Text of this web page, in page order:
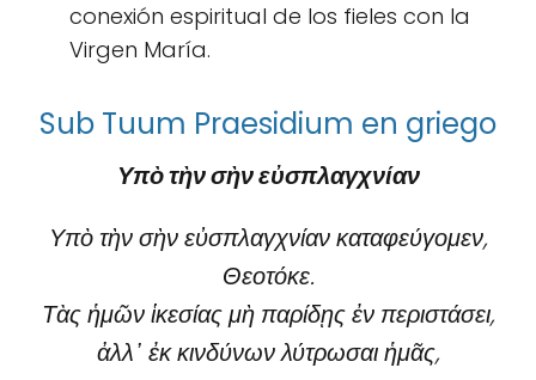
conexión espiritual de los fieles con la
Virgen María.
Sub Tuum Praesidium en griego
Υπὸ τὴν σὴν εὐσπλαγχνίαν
Υπὸ τὴν σὴν εὐσπλαγχνίαν καταφεύγομεν,
Θεοτόκε.
Τὰς ἡμῶν ἱκεσίας μὴ παρίδῃς ἐν περιστάσει,
ἀλλ᾽ ἐκ κινδύνων λύτρωσαι ἡμᾶς,